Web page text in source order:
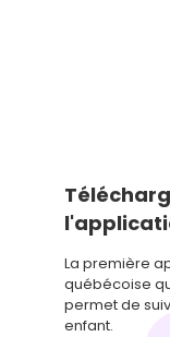
La première
québécoise
permet de
enfant.